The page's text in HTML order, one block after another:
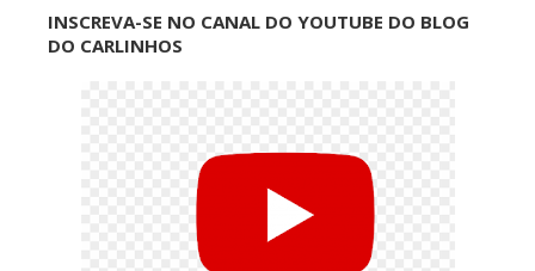
INSCREVA-SE NO CANAL DO YOUTUBE DO BLOG
DO CARLINHOS